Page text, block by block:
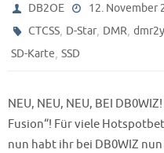
DB2OE 12. November
CTCSS, D-Star, DMR,
SD-Karte, SSD
NEU, NEU, NEU, BEI
Fusion“! Für viele
nun habt ihr bei DB0WIZ